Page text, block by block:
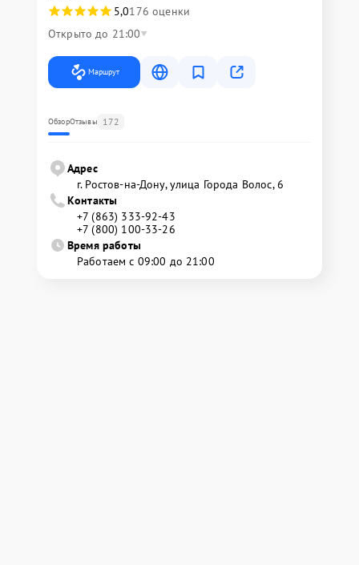
5,0176 оценки
Открыто до 21:00
Маршрут
ОбзорОтзывы 172
Адрес
г. Ростов-на-Дону, улица Города Волос, 6
Контакты
+7 (863) 333-92-43
+7 (800) 100-33-26
Время работы
Работаем с 09:00 до 21:00